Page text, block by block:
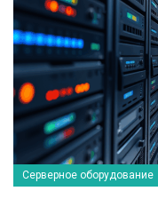
Серверное оборудование